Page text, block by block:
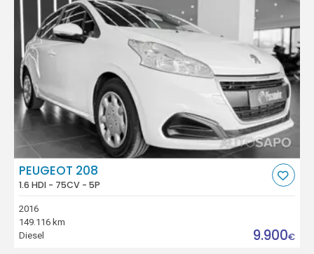
PEUGEOT 208
1.6 HDI - 75CV - 5P
2016
149.116 km
Diesel
9.900€